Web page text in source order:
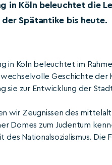
in Köln beleuchtet die
der Spätantike bis heute.
in Köln beleuchtet im
Geschichte der
sie zur Entwicklung der
wir Zeugnissen des
Domes zum Judentum
des Nationalsozialismus. Die